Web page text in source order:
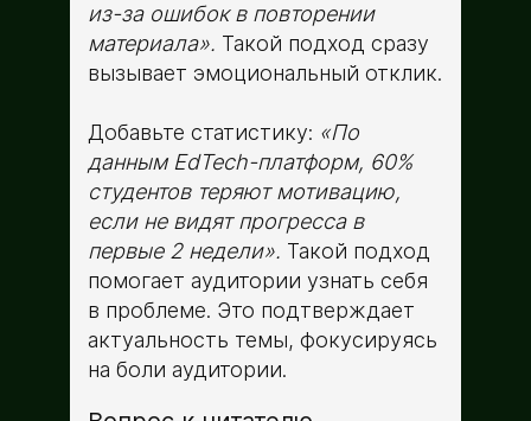
из-за ошибок в повторении
материала». Такой подход сразу
вызывает эмоциональный отклик.
Добавьте статистику: «По
данным EdTech-платформ, 60%
студентов теряют мотивацию,
если не видят прогресса в
первые 2 недели». Такой подход
помогает аудитории узнать себя
в проблеме. Это подтверждает
актуальность темы, фокусируясь
на боли аудитории.